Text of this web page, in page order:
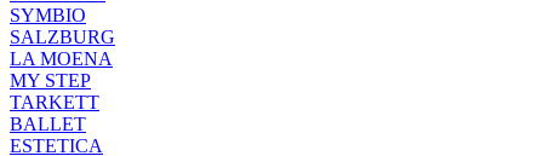
SYMBIO
SALZBURG
LA MOENA
MY STEP
TARKETT
BALLET
ESTETICA